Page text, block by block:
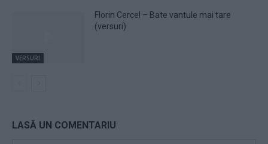
VERSURI
Florin Cercel – Bate vantule mai tare
(versuri)
LASĂ UN COMENTARIU